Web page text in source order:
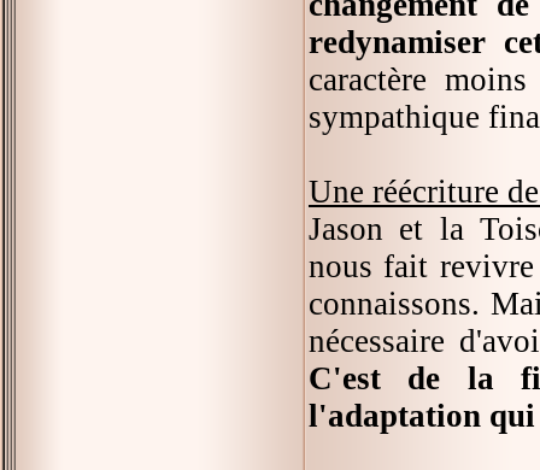
redynamiser
caractère
sympathique
Une réécriture
Jason et la
nous fait revivre
connaissons.
nécessaire
C'est de la
l'adaptation qui